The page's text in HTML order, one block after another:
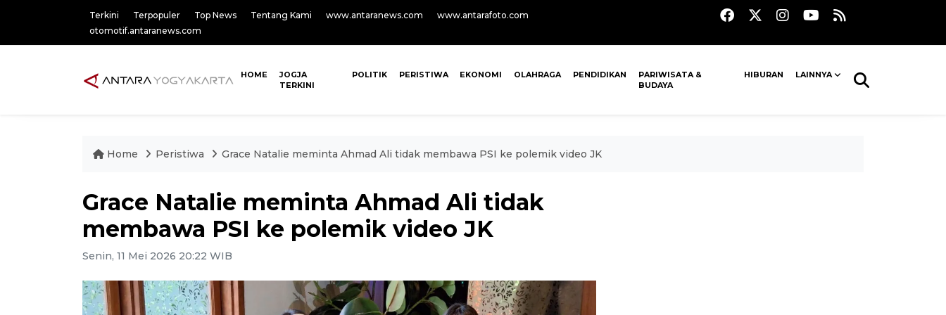
Terkini Terpopuler Top News Tentang Kami www.antaranews.com
www.antarafoto.com
otomotif.antaranews.com
HOME
JOGJA
TERKINI
POLITIK PERISTIWA EKONOMI OLAHRAGA PENDIDIKAN
PARIWISATA &
BUDAYA
HIBURAN LAINNYA
Home Peristiwa Grace Natalie meminta Ahmad Ali tidak membawa PSI ke polemik video JK
Grace Natalie meminta Ahmad Ali tidak
membawa PSI ke polemik video JK
Senin, 11 Mei 2026 20:22 WIB